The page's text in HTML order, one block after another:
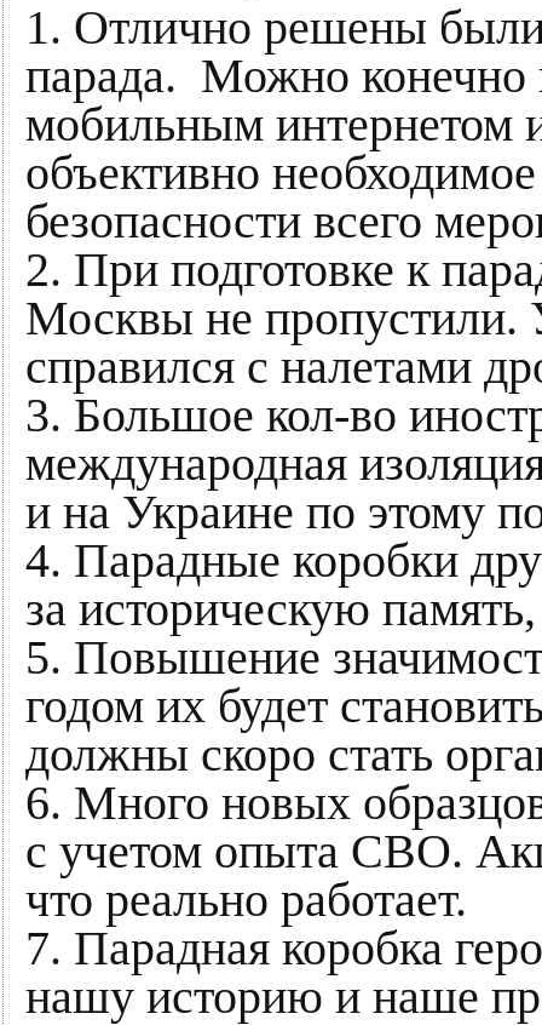
1. Отлично решены
парада. Можно конечно
мобильным интернетом
объективно
безопасности всего
2. При подготовке к
Москвы не
справился с налетами
3. Большое кол-во
международная
и на Украине по этому
4. Парадные коробки
за историческую
5. Повышение
годом их будет
должны скоро стать
6. Много новых
с учетом опыта СВО.
что реально работает.
7. Парадная коробка
нашу историю и наше